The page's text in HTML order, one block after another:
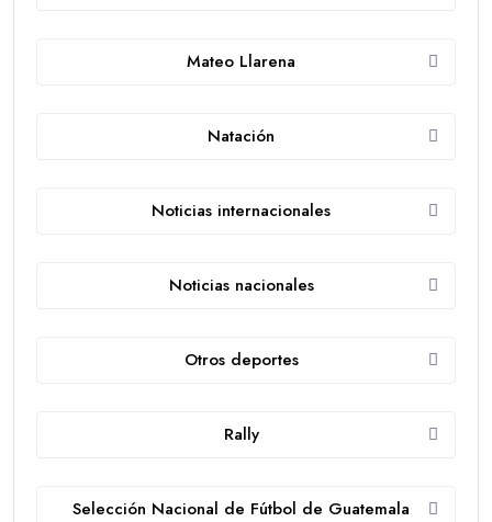
Mateo Llarena
Natación
Noticias internacionales
Noticias nacionales
Otros deportes
Rally
Selección Nacional de Fútbol de Guatemala